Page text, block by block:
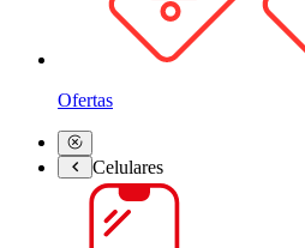
Ofertas
Celulares